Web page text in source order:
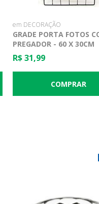
em DECORAÇÃO
GRADE PORTA FOTOS
PREGADOR - 60 X 30CM
R$ 31,99